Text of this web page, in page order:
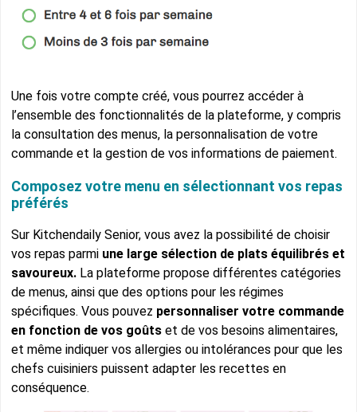
Une fois votre compte créé, vous pourrez accéder à
l’ensemble des fonctionnalités de la plateforme, y compris
la consultation des menus, la personnalisation de votre
commande et la gestion de vos informations de paiement.
Composez votre menu en sélectionnant vos repas
préférés
Sur Kitchendaily Senior, vous avez la possibilité de choisir
vos repas parmi une large sélection de plats équilibrés et
savoureux. La plateforme propose différentes catégories
de menus, ainsi que des options pour les régimes
spécifiques. Vous pouvez personnaliser votre commande
en fonction de vos goûtset de vos besoins alimentaires,
et même indiquer vos allergies ou intolérances pour que les
chefs cuisiniers puissent adapter les recettes en
conséquence.